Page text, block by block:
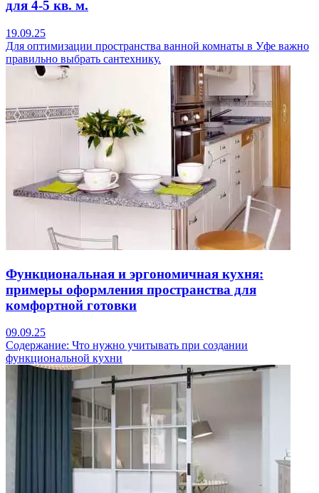
для 4-5 кв. м.
19.09.25
Для оптимизации пространства ванной комнаты в Уфе важно
правильно выбрать сантехнику.
Функциональная и эргономичная кухня:
примеры оформления пространства для
комфортной готовки
09.09.25
Содержание: Что нужно учитывать при создании
функциональной кухни